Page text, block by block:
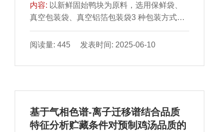
外，通过气相色谱-质谱联用技术鉴定出45 种
挥发性风味物质，包括11 种醇类、5 种醛类、
17 种烃类、5 种酮类、1 种酚类、2 种酯类、
1 种酸类、2 种醚类、1 种其他物质，超声波
内容: 以新鲜固始鸭块为原料，选用保鲜袋、
真空包装袋、真空铝箔包装袋3 种包装方式，
置于4 ℃条件下进行贮藏，通过每2 d对固始鸭
块贮藏过程中的质构特性、汁液流失率、硫代
substances，TBARS）值、过氧化值、pH值
始鸭块在贮藏过程中的影响，并以贮藏过程中
动力学模型并探讨三者之间的相关性，进一步
分析固始鸭块贮藏期间品质变化趋势。结果表
阅读量: 445 发表时间: 2025-06-10
基于气相色谱-离子迁移谱结合品质
特征分析贮藏条件对预制鸡汤品质的